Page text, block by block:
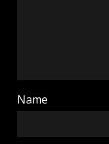
Name